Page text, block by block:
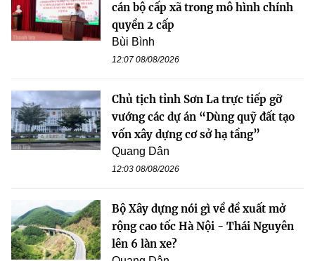
cán bộ cấp xã trong mô hình chính
quyền 2 cấp
Bùi Bình
12:07 08/08/2026
Chủ tịch tỉnh Sơn La trực tiếp gỡ
vướng các dự án “Dùng quỹ đất tạo
vốn xây dựng cơ sở hạ tầng”
Quang Dân
12:03 08/08/2026
Bộ Xây dựng nói gì về đề xuất mở
rộng cao tốc Hà Nội - Thái Nguyên
lên 6 làn xe?